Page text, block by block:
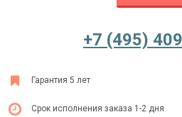
+7 (495)
+7 (495)
Гарантия 5 лет
Срок исполнения заказа 1-2 дня